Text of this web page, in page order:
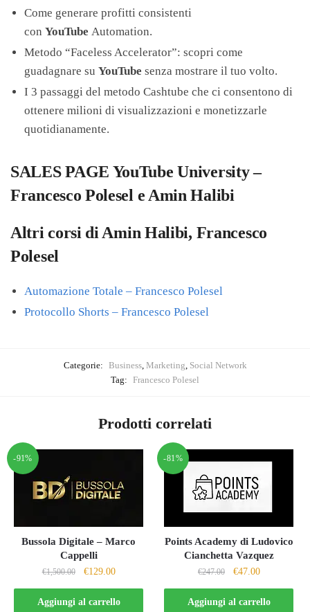
Come generare profitti consistenti
con YouTube Automation.
Metodo “Faceless Accelerator”: scopri come
guadagnare su YouTube senza mostrare il tuo volto.
I 3 passaggi del metodo Cashtube che ci consentono di
ottenere milioni di visualizzazioni e monetizzarle
quotidianamente.
SALES PAGE YouTube University –
Francesco Polesel e Amin Halibi
Altri corsi di Amin Halibi, Francesco
Polesel
Automazione Totale – Francesco Polesel
Protocollo Shorts – Francesco Polesel
Categorie: Business, Marketing, Social Network
Tag: Francesco Polesel
Prodotti correlati
-91%
Bussola Digitale – Marco
Cappelli
€1,500.00
Il
prezzo
originale
€129.00Il
prezzo
attuale
Aggiungi al carrello
-81%
Points Academy di Ludovico
Cianchetta Vazquez
€247.00
Il
prezzo
originale
€47.00Il
prezzo
attuale
Aggiungi al carrello